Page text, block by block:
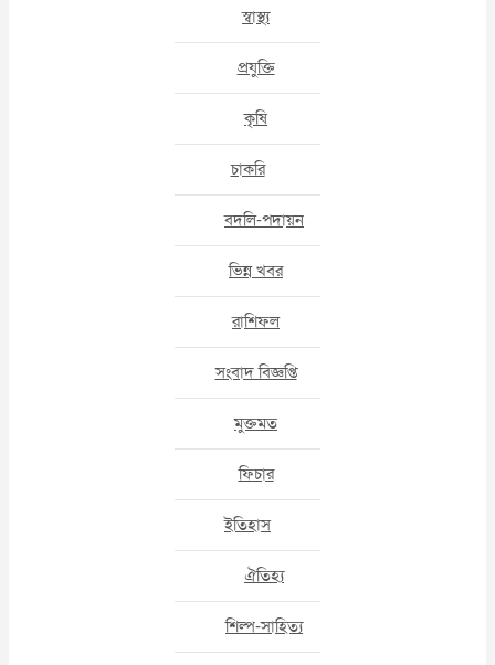
স্বাস্থ্য
প্রযুক্তি
কৃষি
চাকরি
বদলি-পদায়ন
ভিন্ন খবর
রাশিফল
সংবাদ বিজ্ঞপ্তি
মুক্তমত
ফিচার
ইতিহাস
ঐতিহ্য
শিল্প-সাহিত্য